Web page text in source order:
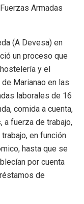
Armadas
(A Devesa) en
un proceso que
y el
Marianao en las
laborales de 16
comida a cuenta,
a fuerza de trabajo,
en función
hasta que se
por cuenta
de